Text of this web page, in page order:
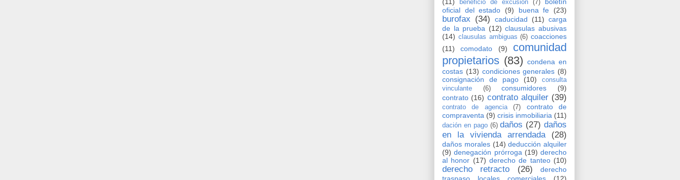
beneficio de excusión (7)
oficial del estado
(9) buena fe (23)
burofax (34) caducidad (11) carga
de la prueba (12) clausulas abusivas
(14) clausulas ambiguas (6) coacciones
(11)
comodato (9)
comunidad
propietarios (83) condena en
costas (13) condiciones generales (8)
consignación de pago
(10)
consulta
vinculante
(6) consumidores
(9)
contrato (16) contrato alquiler (39)
contrato de agencia (7)
contrato de
compraventa (9) crisis inmobiliaria (11)
dación en pago (6) daños (27) daños
en la vivienda arrendada
(28)
daños morales (14) deducción alquiler
(9) denegación prórroga (19) derecho
al honor (17) derecho de tanteo (10)
derecho retracto (26)
derecho
traspaso locales comerciales
(12)